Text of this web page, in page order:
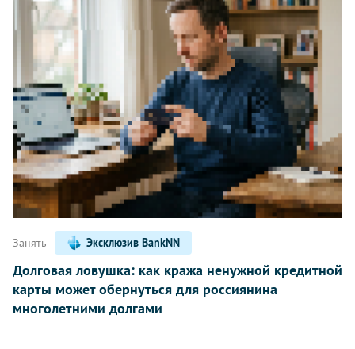
Занять Эксклюзив BankNN
Долговая ловушка: как кража ненужной кредитной
карты может обернуться для россиянина
многолетними долгами